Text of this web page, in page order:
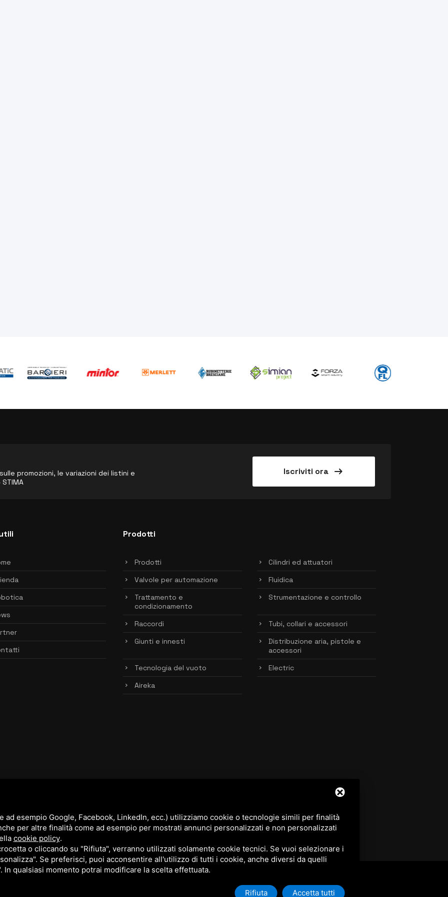
promozioni, le variazioni dei listini e
Iscriviti ora arrow_right_alt
Prodotti
Prodotti
Cilindri ed attuatori
Valvole per automazione
Fluidica
Trattamento e
condizionamento
Strumentazione e controllo
Raccordi
Tubi, collari e accessori
Giunti e innesti
Distribuzione aria, pistole e
accessori
Tecnologia del vuoto
Electric
Aireka
PolicyeTerms of Servicedi Google.
ad esempio Google, Facebook, LinkedIn, ecc.) utilizziamo cookie o tecnologie simili per finalità
per altre finalità come ad esempio per mostrati annunci personalizzati e non personalizzati
cookie policy.
o cliccando su "Rifiuta", verranno utilizzati solamente cookie tecnici. Se vuoi selezionare i
Se preferisci, puoi acconsentire all'utilizzo di tutti i cookie, anche diversi da quelli
qualsiasi momento potrai modificare la scelta effettuata.
Rifiuta Accetta tutti